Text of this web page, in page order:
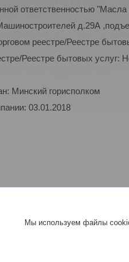
ответственностью
д.29А
реестре/Реестре
Реестре бытовых услуг:
Минский горисполком
03.01.2018
Мы используем файлы